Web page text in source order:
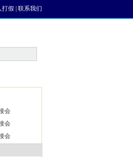
打假 联系我们
会
会
会